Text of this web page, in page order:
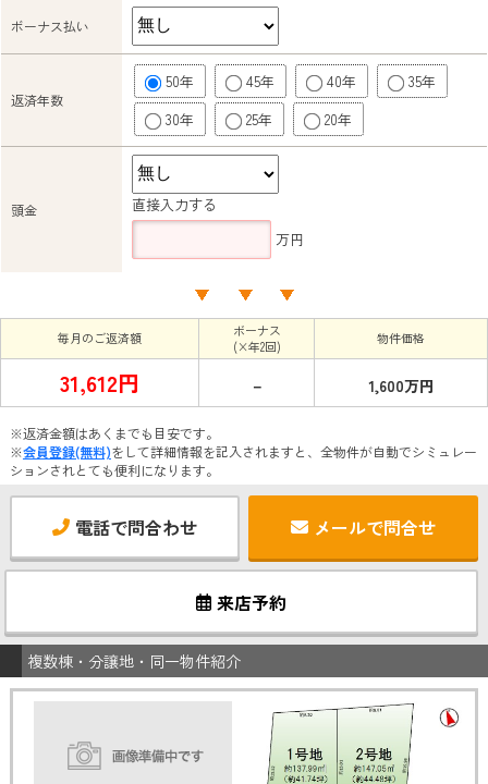
ボーナス払い
返済年数
50年 45年 40年
35年
30年
25年 20年
頭金
直接入力する
万円
毎月のご返済額
ボーナス
(×年2回)
物件価格
31,612円 － 1,600万円
※返済金額はあくまでも目安です。
※会員登録(無料)をして詳細情報を記入されますと、全物件が自動でシミュレー
ションされとても便利になります。
電話で問合わせ メールで問合せ
来店予約
複数棟・分譲地・同一物件紹介